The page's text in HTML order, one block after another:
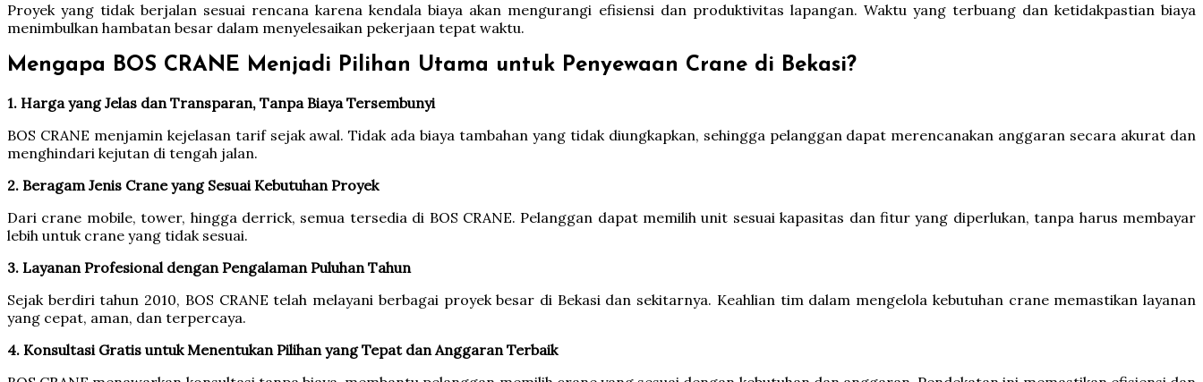
Proyek yang tidak berjalan sesuai rencana karena kendala biaya akan mengurangi efisiensi dan produktivitas lapangan. Waktu yang terbuang dan ketidakpastian biaya
menimbulkan hambatan besar dalam menyelesaikan pekerjaan tepat waktu.
Mengapa BOS CRANE Menjadi Pilihan Utama untuk Penyewaan Crane di Bekasi?
1. Harga yang Jelas dan Transparan, Tanpa Biaya Tersembunyi
BOS CRANE menjamin kejelasan tarif sejak awal. Tidak ada biaya tambahan yang tidak diungkapkan, sehingga pelanggan dapat merencanakan anggaran secara akurat dan
menghindari kejutan di tengah jalan.
2. Beragam Jenis Crane yang Sesuai Kebutuhan Proyek
Dari crane mobile, tower, hingga derrick, semua tersedia di BOS CRANE. Pelanggan dapat memilih unit sesuai kapasitas dan fitur yang diperlukan, tanpa harus membayar
lebih untuk crane yang tidak sesuai.
3. Layanan Profesional dengan Pengalaman Puluhan Tahun
Sejak berdiri tahun 2010, BOS CRANE telah melayani berbagai proyek besar di Bekasi dan sekitarnya. Keahlian tim dalam mengelola kebutuhan crane memastikan layanan
yang cepat, aman, dan terpercaya.
4. Konsultasi Gratis untuk Menentukan Pilihan yang Tepat dan Anggaran Terbaik